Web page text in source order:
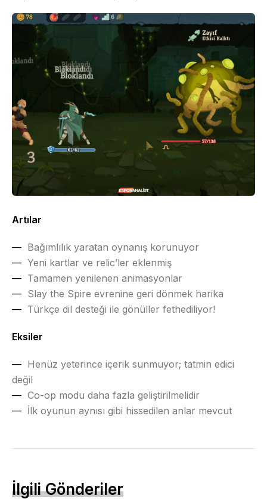
Artılar
Bağımlılık yaratan oynanış korunuyor
Yeni kartlar ve relic’ler eklenmiş
Tamamen yenilenen animasyonlar
Slay the Spire evrenine geri dönmek harika
Türkçe dil desteği ile gönüller fethediliyor!
Eksiler
Henüz yeterince içerik sunmuyor; tatmin edici
değil
Co-op modu daha fazla geliştirilmelidir
İlk oyunun aynısı gibi hissedilen anlar mevcut
İlgili Gönderiler